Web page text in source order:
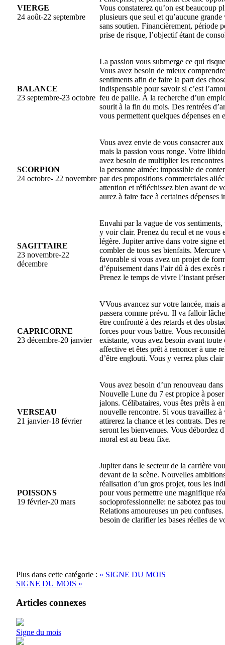
VIERGE
24 août-22 septembre
Vous constaterez qu’on est beaucoup
plusieurs que seul et qu’aucune
sans soutien. Financièrement, période
prise de risque, l’objectif étant de
BALANCE
23 septembre-23 octobre
La passion vous submerge ce qui
Vous avez besoin de mieux
sentiments afin de faire la part des
indispensable pour savoir si c’est
feu de paille. À la recherche d’un
sourit à la fin du mois. Des rentrées
vous permettent quelques dépenses en
SCORPION
24 octobre- 22 novembre
Vous avez envie de vous consacrer aux
mais la passion vous ronge. Votre
avez besoin de multiplier les
la personne aimée: impossible de
par des propositions commerciales
attention et réfléchissez bien avant de
aurez à faire face à certaines dépenses
SAGITTAIRE
23 novembre-22
décembre
Envahi par la vague de vos
y voir clair. Prenez du recul et ne vous
légère. Jupiter arrive dans votre signe
combler de tous ses bienfaits. Mercure
favorable si vous avez un projet de
d’épuisement dans l’air dû à des excès
Prenez le temps de vivre l’instant
CAPRICORNE
23 décembre-20 janvier
VVous avancez sur votre lancée, mais
passera comme prévu. Il va falloir
être confronté à des retards et des
forces pour vous battre. Vous
existante, vous avez besoin avant toute
affective et êtes prêt à renoncer à une
d’être englouti. Vous y verrez plus
VERSEAU
21 janvier-18 février
Vous avez besoin d’un renouveau
Nouvelle Lune du 7 est propice à
jalons. Célibataires, vous êtes prêts à
nouvelle rencontre. Si vous travaillez à
attirerez la chance et les contrats. Des
seront les bienvenues. Vous débordez
moral est au beau fixe.
POISSONS
19 février-20 mars
Jupiter dans le secteur de la carrière
devant de la scène. Nouvelles
réalisation d’un gros projet, tous les
pour vous permettre une magnifique
socioprofessionnelle: ne sabotez pas
Relations amoureuses un peu
besoin de clarifier les bases réelles de
Plus dans cette catégorie : « SIGNE DU MOIS
SIGNE DU MOIS »
Articles connexes
Signe du mois